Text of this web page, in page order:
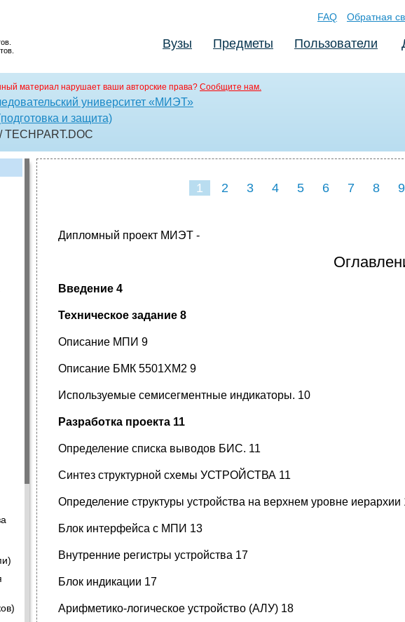
FAQ Обратная
Вузы Предметы Пользователи
материал нарушает ваши авторские права? Сообщите нам.
университет «МИЭТ»
и защита)
/ TECHPART.DOC
1 2 3 4 5 6 7 8
9
Дипломный проект МИЭТ -
Введение 4
Техническое задание 8
Описание МПИ 9
Описание БМК 5501ХМ2 9
Используемые семисегментные индикаторы. 10
Разработка проекта 11
Определение списка выводов БИС. 11
Синтез структурной схемы УСТРОЙСТВА 11
Определение структуры устройства на верхнем уровне иерархии
Блок интерфейса с МПИ 13
Внутренние регистры устройства 17
Блок индикации 17
Арифметико-логическое устройство (АЛУ) 18